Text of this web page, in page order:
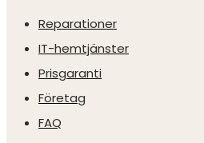
Reparationer
IT-hemtjänster
Prisgaranti
Företag
FAQ